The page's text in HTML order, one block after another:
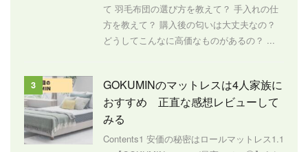
て 羽毛布団の選び方を教えて？ 手入れの仕
方を教えて？ 購入後の匂いは大丈夫なの？
どうしてこんなに高価なものがあるの？ ...
3
GOKUMINのマットレスは4人家族に
おすすめ 正直な感想レビューして
みる
Contents1 安価の秘密はロールマットレス1.1